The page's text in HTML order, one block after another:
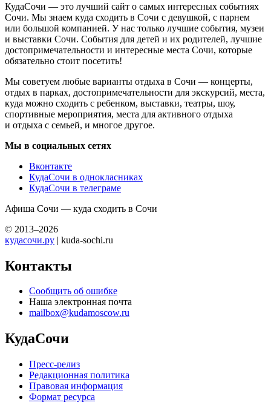
КудаСочи — это лучший сайт о самых интересных событиях
Сочи. Мы знаем куда сходить в Сочи с девушкой, с парнем
или большой компанией. У нас только лучшие события, музеи
и выставки Сочи. События для детей и их родителей, лучшие
достопримечательности и интересные места Сочи, которые
обязательно стоит посетить!
Мы советуем любые варианты отдыха в Сочи — концерты,
отдых в парках, достопримечательности для экскурсий, места,
куда можно сходить с ребенком, выставки, театры, шоу,
спортивные мероприятия, места для активного отдыха
и отдыха с семьей, и многое другое.
Мы в социальных сетях
Вконтакте
КудаСочи в однокласниках
КудаСочи в телеграме
Афиша Сочи — куда сходить в Сочи
© 2013–2026
кудасочи.ру | kuda-sochi.ru
Контакты
Сообщить об ошибке
Наша электронная почта
mailbox@kudamoscow.ru
КудаСочи
Пресс-релиз
Редакционная политика
Правовая информация
Формат ресурса